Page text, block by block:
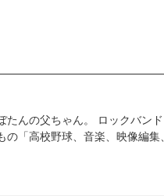
んの父ちゃん。 ロックバンド
「高校野球、音楽、映像編集、